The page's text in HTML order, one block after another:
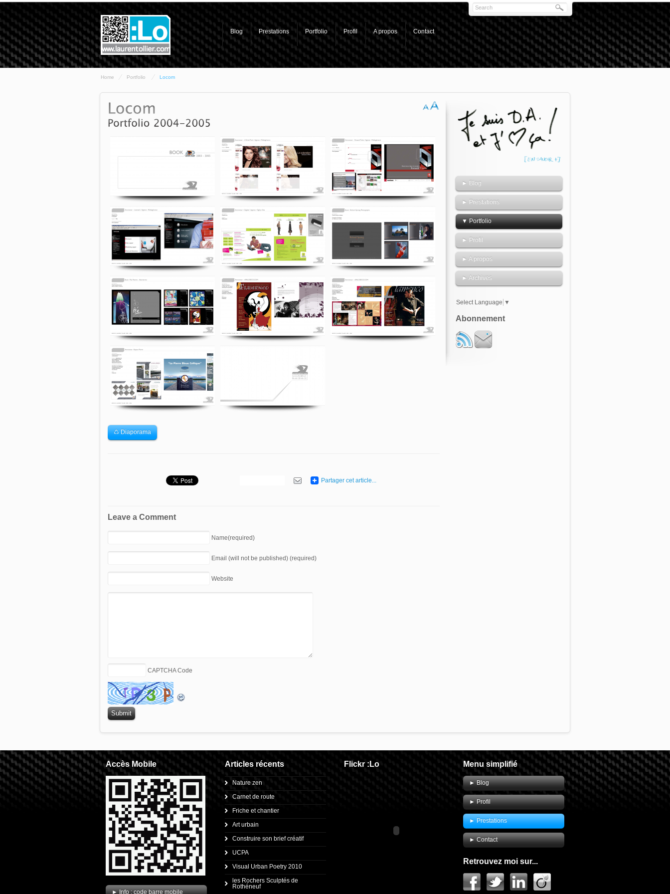
Blog Prestations Portfolio Profil A propos Contact
Home Portfolio Locom
♺ Diaporama
Partager cet article...
Leave a Comment
Name(required)
Email (will not be published) (required)
Website
CAPTCHA Code
► Blog
► Prestations
▼ Portfolio
► Profil
► A propos
► Archives
Select Language ▼
Abonnement
Accès Mobile
► Info : code barre mobile
Articles récents
Nature zen
Carnet de route
Friche et chantier
Art urbain
Construire son brief créatif
UCPA
Visual Urban Poetry 2010
les Rochers Sculptés de
Rothéneuf
Flickr :Lo Menu simplifié
► Blog
► Profil
► Prestations
► Contact
Retrouvez moi sur...